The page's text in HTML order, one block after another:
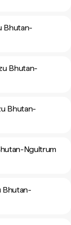
Bhutan-
Bhutan-
Bhutan-
Ngultrum
Bhutan-